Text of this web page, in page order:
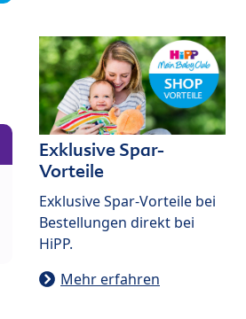
Exklusive Spar-
Vorteile
Exklusive Spar-Vorteile bei
Bestellungen direkt bei
HiPP.
Mehr erfahren